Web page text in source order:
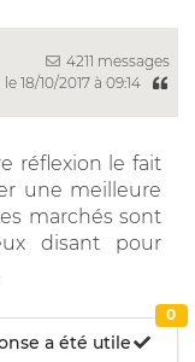
4211 messages
le 18/10/2017 à 09:14
réflexion le fait
une meilleure
marchés sont
disant pour
a été utile
0